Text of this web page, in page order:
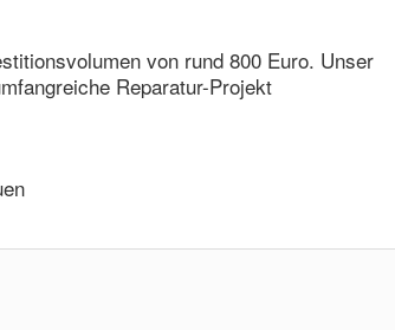
von rund 800 Euro. Unser
Reparatur-Projekt